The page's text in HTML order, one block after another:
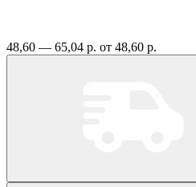
48,60 — 65,04 р. от 48,60 р.